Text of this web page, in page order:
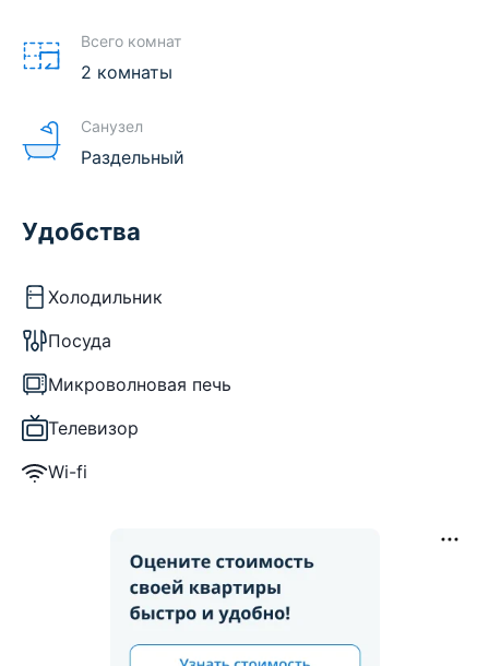
Всего комнат
2 комнаты
Санузел
Раздельный
Удобства
Холодильник
Посуда
Микроволновая печь
Телевизор
Wi-fi